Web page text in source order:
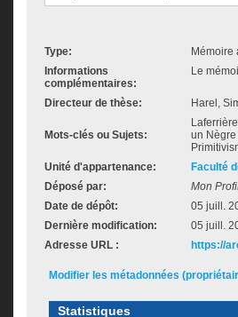
Type:
Mémoire
Informations
complémentaires:
Le
Directeur de thèse: Harel,
Mots-clés ou Sujets:
un
Unité d'appartenance:
Faculté
Déposé par:
Mon
Date de dépôt:
05 juill.
Dernière modification:
05 juill.
Adresse URL :
https://
Modifier les métadonnées
Statistiques